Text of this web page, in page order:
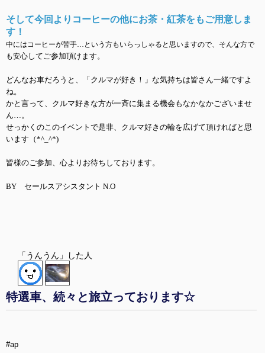
そして今回よりコーヒーの他にお茶・紅茶をもご用意しま
す！
中にはコーヒーが苦手…という方もいらっしゃると思いますので、そんな方で
も安心してご参加頂けます。
どんなお車だろうと、「クルマが好き！」な気持ちは皆さん一緒ですよ
ね。
かと言って、クルマ好きな方が一斉に集まる機会もなかなかございませ
ん…。
せっかくのこのイベントで是非、クルマ好きの輪を広げて頂ければと思
います（*^_^*)
皆様のご参加、心よりお待ちしております。
BY セールスアシスタント N.O
「うんうん」した人
特選車、続々と旅立っております☆
#ap